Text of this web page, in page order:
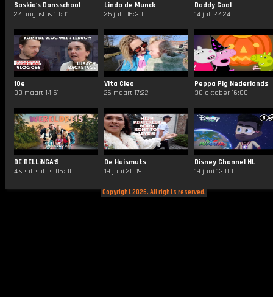
Saskia's Dansschool
22 augustus 10:01
Linda de Munck
25 juli 06:30
Daddy Cool
14 juli 22:24
10e
30 maart 14:51
Vita Cleo
26 maart 17:22
Peppa Pig Nederlands
30 oktober 16:00
DE BELLiNGA'S
4 september 06:00
De Huismuts
19 juni 20:19
Disney Channel NL
19 juni 13:00
Copyright 2026. All rights reserved.